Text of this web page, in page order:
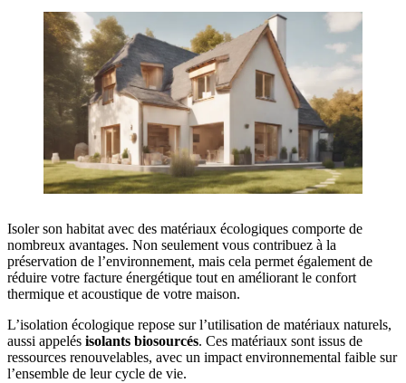
Isoler son habitat avec des matériaux écologiques comporte de
nombreux avantages. Non seulement vous contribuez à la
préservation de l’environnement, mais cela permet également de
réduire votre facture énergétique tout en améliorant le confort
thermique et acoustique de votre maison.
L’isolation écologique repose sur l’utilisation de matériaux naturels,
aussi appelés isolants biosourcés. Ces matériaux sont issus de
ressources renouvelables, avec un impact environnemental faible sur
l’ensemble de leur cycle de vie.